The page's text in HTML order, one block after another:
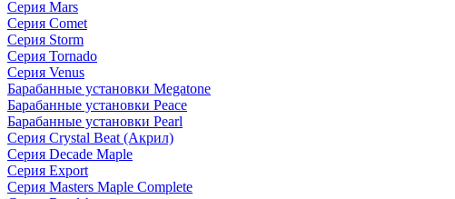
Серия Mars
Серия Comet
Серия Storm
Серия Tornado
Серия Venus
Барабанные установки Megatone
Барабанные установки Peace
Барабанные установки Pearl
Серия Crystal Beat (Акрил)
Серия Decade Maple
Серия Export
Серия Masters Maple Complete